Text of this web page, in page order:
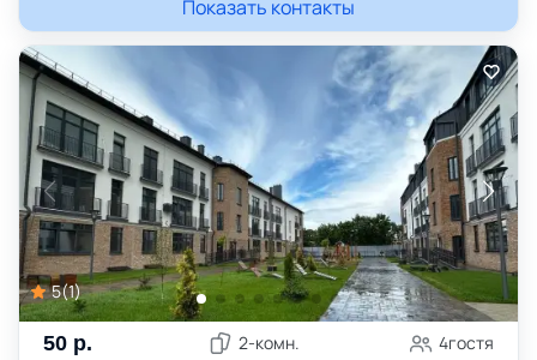
Показать контакты
5(1)
50 р. 2-комн. 4гостя